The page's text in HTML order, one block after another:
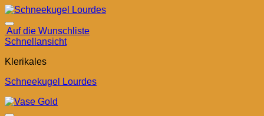
Auf die Wunschliste
Schnellansicht
Klerikales
Schneekugel Lourdes